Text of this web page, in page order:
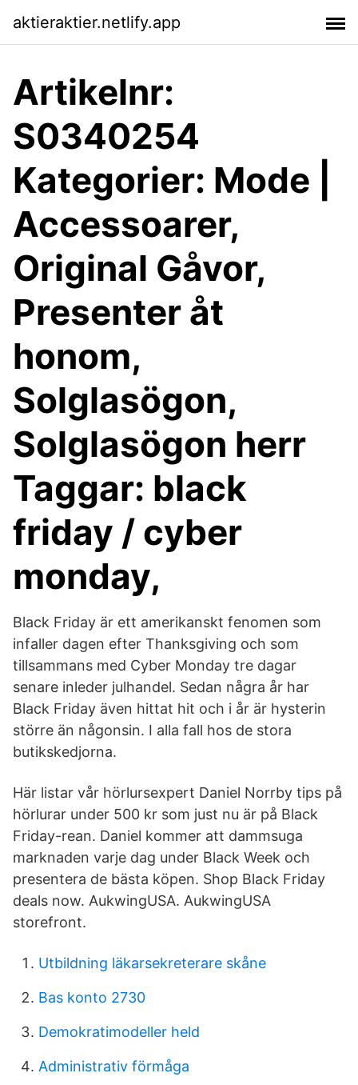
aktieraktier.netlify.app
Artikelnr:
S0340254
Kategorier: Mode |
Accessoarer,
Original Gåvor,
Presenter åt
honom,
Solglasögon,
Solglasögon herr
Taggar: black
friday / cyber
monday,
Black Friday är ett amerikanskt fenomen som
infaller dagen efter Thanksgiving och som
tillsammans med Cyber Monday tre dagar
senare inleder julhandel. Sedan några år har
Black Friday även hittat hit och i år är hysterin
större än någonsin. I alla fall hos de stora
butikskedjorna.
Här listar vår hörlursexpert Daniel Norrby tips på
hörlurar under 500 kr som just nu är på Black
Friday-rean. Daniel kommer att dammsuga
marknaden varje dag under Black Week och
presentera de bästa köpen. Shop Black Friday
deals now. AukwingUSA. AukwingUSA
storefront.
Utbildning läkarsekreterare skåne
Bas konto 2730
Demokratimodeller held
Administrativ förmåga